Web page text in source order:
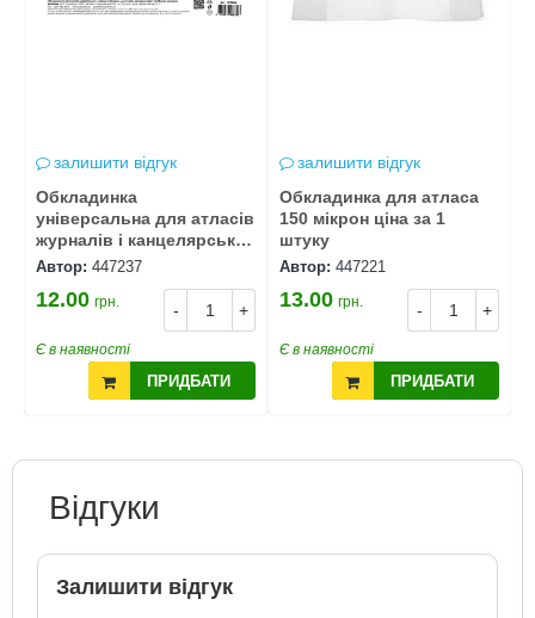
залишити відгук
Обкладинка
універсальна для атласів
журналів і канцелярських
книг 29,5см 150мікрон
Автор: 447237
- +
12.00 грн.
Є в наявності
ПРИДБАТИ
залишити відгук
Обкладинка для атласа
150 мікрон ціна за 1
штуку
Автор: 447221
- +
13.00 грн.
Є в наявності
ПРИДБАТИ
Відгуки
Залишити відгук